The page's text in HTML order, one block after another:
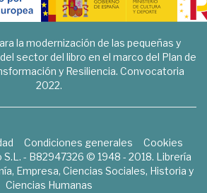
la modernización de las pequeñas y
sector del libro en el marco del Plan de
y Resiliencia. Convocatoria
2022.
Condiciones generales
Cookies
- B82947326 © 1948 - 2018. Librería
Empresa, Ciencias Sociales, Historia y
Ciencias Humanas